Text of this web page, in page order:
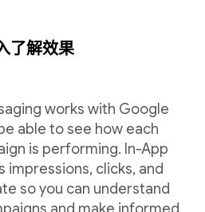
了解效果
works with Google
able to see how each
is performing. In-App
impressions, clicks, and
so you can understand